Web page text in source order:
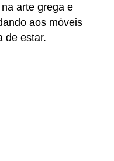
arte grega e
aos móveis
de estar.